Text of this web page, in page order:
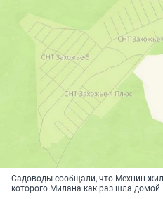
Садоводы сообщали, что Мехнин
которого Милана как раз шла домой